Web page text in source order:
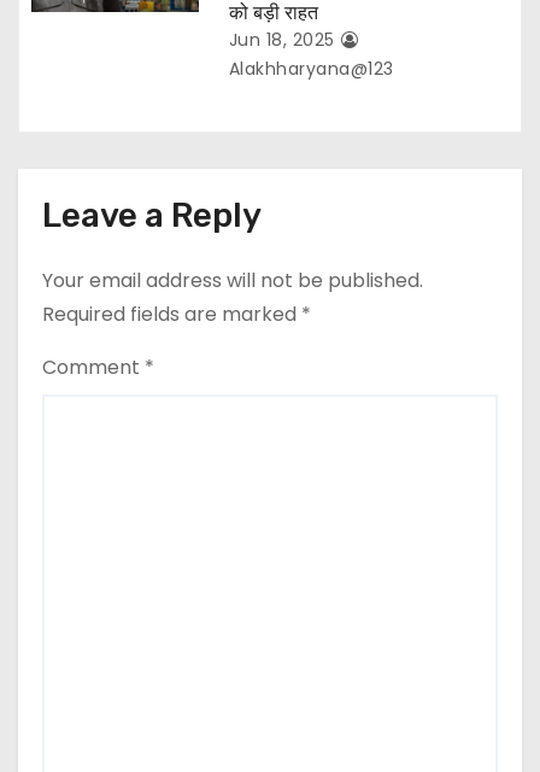
को बड़ी राहत
Jun 18, 2025
Alakhharyana@123
Leave a Reply
Your email address will not be published.
Required fields are marked *
Comment *